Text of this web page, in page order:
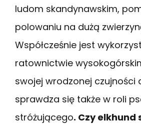
ludom skandynawskim,
polowaniu na dużą
Współcześnie jest
ratownictwie
swojej wrodzonej czujności
sprawdza się także w roli
stróżującego. Czy elkhund